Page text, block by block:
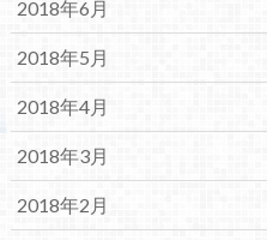
2018年6月
2018年5月
2018年4月
2018年3月
2018年2月